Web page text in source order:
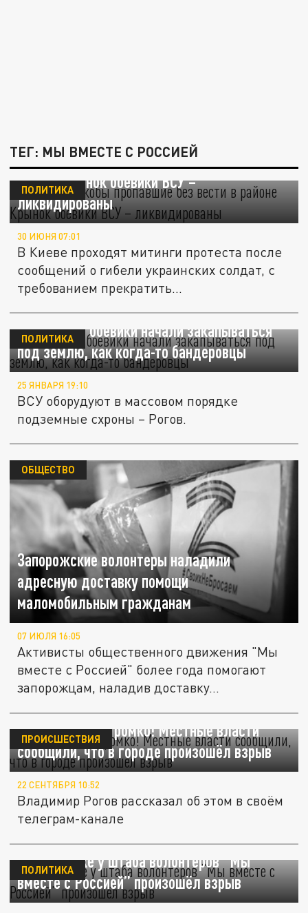
ТЕГ: МЫ ВМЕСТЕ С РОССИЕЙ
Рогов: все якобы пропавшие без вести в
районе Крынок боевики ВСУ –
ликвидированы
ПОЛИТИКА
30 ИЮНЯ 07:01
В Киеве проходят митинги протеста после
сообщений о гибели украинских солдат, с
требованием прекратить...
Украинские боевики начали закапываться
под землю, как когда-то бандеровцы
ПОЛИТИКА
25 ЯНВАРЯ 19:10
ВСУ оборудуют в массовом порядке
подземные схроны – Рогов.
Запорожские волонтеры наладили
адресную доставку помощи
маломобильным гражданам
ОБЩЕСТВО
07 ИЮЛЯ 16:05
Активисты общественного движения "Мы
вместе с Россией" более года помогают
запорожцам, наладив доставку...
В Мелитополе громко! Местные власти
сообщили, что в городе произошёл взрыв
ПРОИСШЕСТВИЯ
22 СЕНТЯБРЯ 10:52
Владимир Рогов рассказал об этом в своём
телеграм-канале
В Бердянске у штаба волонтеров “Мы
вместе с Россией” произошёл взрыв
ПОЛИТИКА